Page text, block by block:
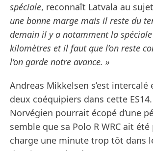
spéciale, reconnaît Latvala au sujet
une bonne marge mais il reste du
demain il y a notamment la
kilomètres et il faut que l’on reste
l’on garde notre avance. »
Andreas Mikkelsen s’est intercalé
deux coéquipiers dans cette
Norvégien pourrait écopé d’une
semble que sa Polo R WRC ait été
charge une minute trop tôt dans